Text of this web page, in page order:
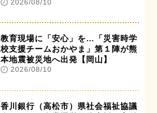
2026/08/10
教育現場に「安心」を…「災害時学
校支援チームおかやま」第１陣が熊
本地震被災地へ出発【岡山】
2026/08/10
香川銀行（高松市）県社会福祉協議